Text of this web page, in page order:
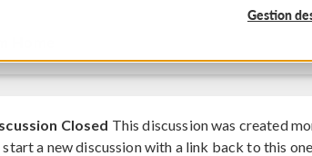
Gestion
Closed This discussion was created
start a new discussion with a link back to this